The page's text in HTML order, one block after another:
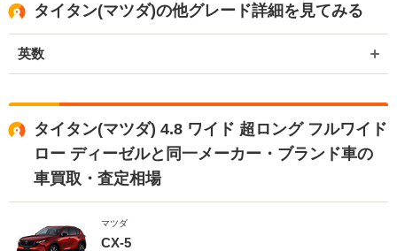
タイタン(マツダ)の他グレード詳細を見てみる
英数
タイタン(マツダ) 4.8 ワイド 超ロング フルワイド
ロー ディーゼルと同一メーカー・ブランド車の
車買取・査定相場
マツダ
CX-5